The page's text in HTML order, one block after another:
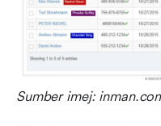
Sumber imej: